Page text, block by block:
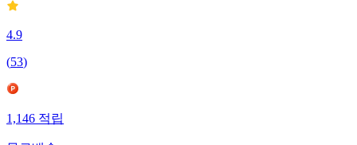
4.9
(53)
1,146적립